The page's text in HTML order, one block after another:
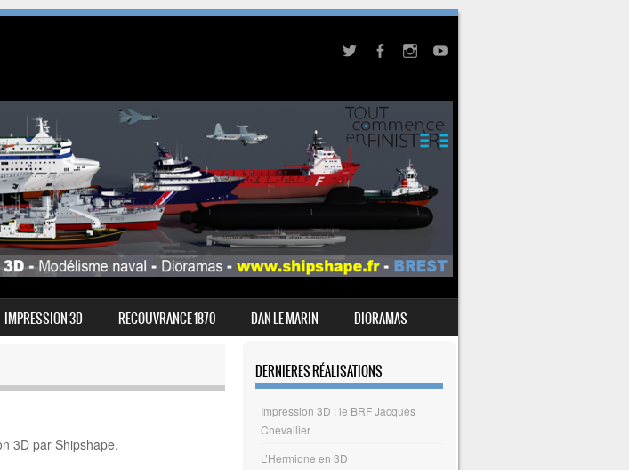
IMPRESSION 3D RECOUVRANCE 1870 DAN LE MARIN DIORAMAS
3D par Shipshape.
DERNIERES RÉALISATIONS
Impression 3D : le BRF Jacques
Chevallier
L’Hermione en 3D